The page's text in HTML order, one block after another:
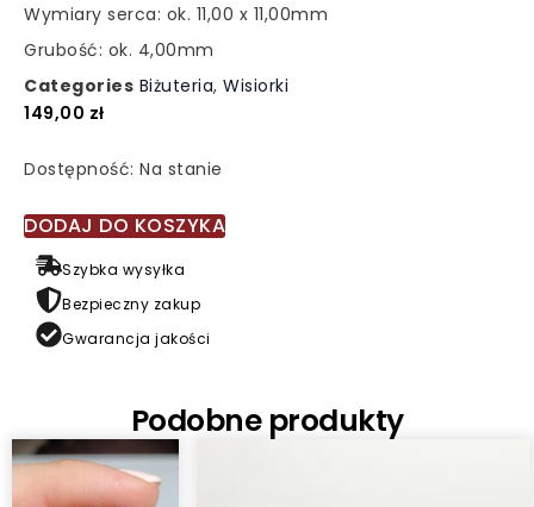
Wymiary serca: ok. 11,00 x 11,00mm
Grubość: ok. 4,00mm
Categories Biżuteria, Wisiorki
149,00 zł
Dostępność: Na stanie
ilość
wisiorek
serce,
srebro
złocone
0,835
DODAJ DO KOSZYKA
Szybka wysyłka
Bezpieczny zakup
Gwarancja jakości
Podobne produkty